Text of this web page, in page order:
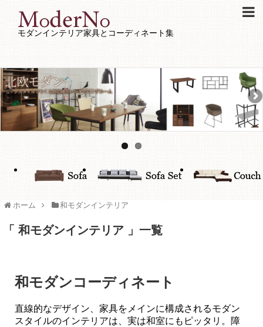
モダンインテリア家具とコーディネート集
ホーム 和モダンインテリア
和モダンインテリア 一覧
和モダンコーディネート
直線的なデザイン、家具をメインに構成されるモダン
スタイルのインテリアは、実は和室にもピッタリ。障